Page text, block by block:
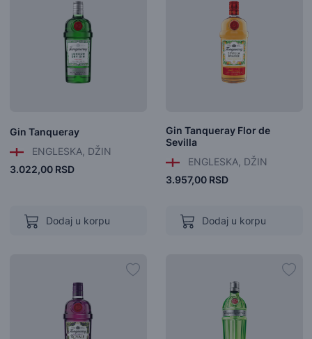
Gin Tanqueray
ENGLESKA, DŽIN
3.022,00 RSD
Dodaj u korpu
Gin Tanqueray Flor de
Sevilla
ENGLESKA, DŽIN
3.957,00 RSD
Dodaj u korpu